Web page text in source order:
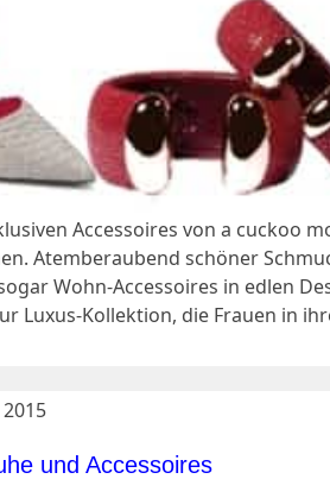
Accessoires von a cuckoo
Atemberaubend schöner
Wohn-Accessoires in edlen
Luxus-Kollektion, die Frauen in
und Accessoires